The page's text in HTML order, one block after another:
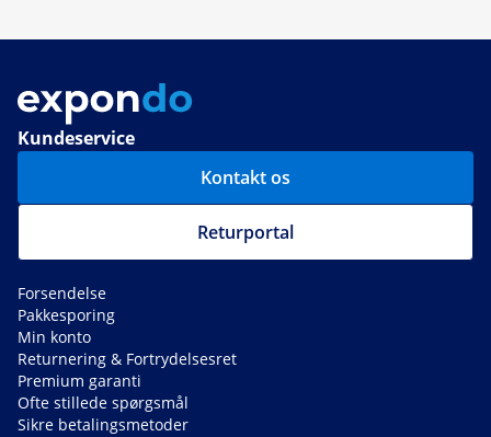
Kundeservice
Kontakt os
Returportal
Forsendelse
Pakkesporing
Min konto
Returnering & Fortrydelsesret
Premium garanti
Ofte stillede spørgsmål
Sikre betalingsmetoder